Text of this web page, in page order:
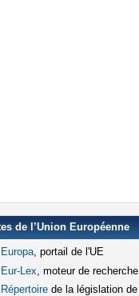
de l’Union Européenne
Europa(le lien est externe)
, portail de l'UE
Eur-Lex (le lien est externe)
, moteur de
Répertoire(le lien est externe)
de la législation